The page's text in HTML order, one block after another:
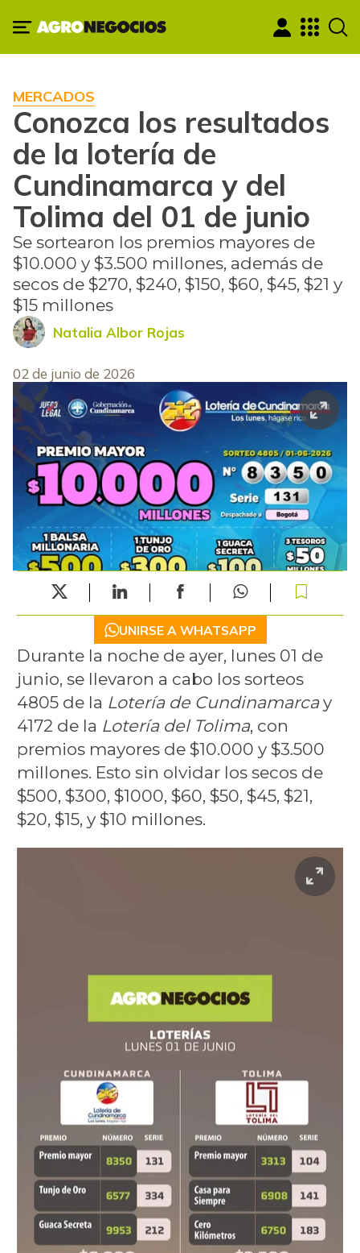
MERCADOS
Conozca los resultados
de la lotería de
Cundinamarca y del
Tolima del 01 de junio
Se sortearon los premios mayores de
$10.000 y $3.500 millones, además de
secos de $270, $240, $150, $60, $45, $21 y
$15 millones
Natalia Albor Rojas
02 de junio de 2026
UNIRSE A WHATSAPP
Durante la noche de ayer, lunes 01 de
junio, se llevaron a cabo los sorteos
4805 de la Lotería de Cundinamarcay
4172 de la Lotería del Tolima, con
premios mayores de $10.000 y $3.500
millones. Esto sin olvidar los secos de
$500, $300, $1000, $60, $50, $45, $21,
$20, $15, y $10 millones.